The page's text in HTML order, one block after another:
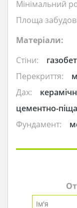
Мінімальний
Площа
Матеріали:
Стіни:
Перекриття:
Дах:
цементно-
Фундамент: